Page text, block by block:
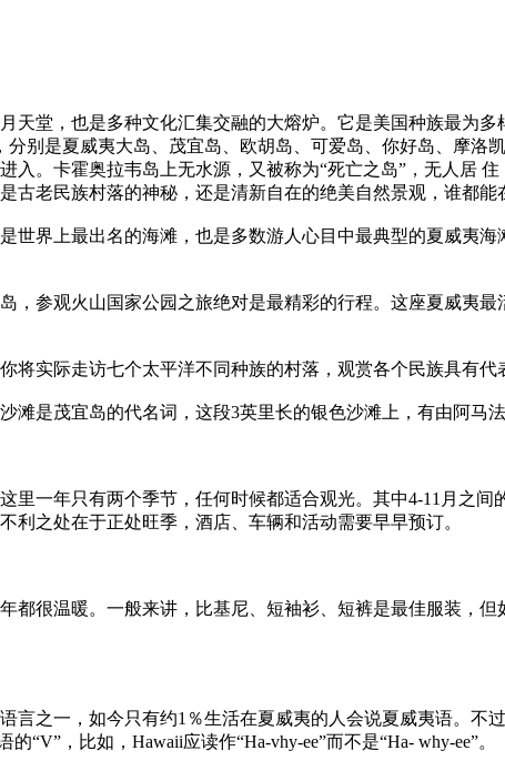
堂，也是多种文化汇集交融的大熔炉。它是美国种族最为多
别是夏威夷大岛、茂宜岛、欧胡岛、可爱岛、你好岛、摩
入。卡霍奥拉韦岛上无水源，又被称为“死亡之岛”，无人居
古老民族村落的神秘，还是清新自在的绝美自然景观，谁都能
界上最出名的海滩，也是多数游人心目中最典型的夏威夷海
参观火山国家公园之旅绝对是最精彩的行程。这座夏威夷最
实际走访七个太平洋不同种族的村落，观赏各个民族具有代
是茂宜岛的代名词，这段3英里长的银色沙滩上，有由阿马
一年只有两个季节，任何时候都适合观光。其中4-11月之间
利之处在于正处旺季，酒店、车辆和活动需要早早预订。
很温暖。一般来讲，比基尼、短袖衫、短裤是最佳服装，但
之一，如今只有约1％生活在夏威夷的人会说夏威夷语。不
“V”，比如，Hawaii应读作“Ha-vhy-ee”而不是“Ha- why-ee”。